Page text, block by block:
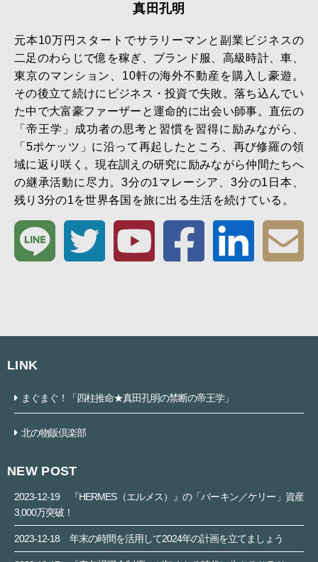
真田孔明
元本10万円スタートでサラリーマンと副業ビジネスの
二足のわらじで億を稼ぎ、ブランド服、高級時計、車、
東京のマンション、10軒の海外不動産を購入し豪遊。
その後立て続けにビジネス・投資で失敗。落ち込んでい
た中で大富豪ファーザーと運命的に出会い師事。直伝の
「帝王学」成功者の思考と習慣を習得に励みながら、
「5ポケッツ」に沿って再起したところ、再び修羅の領
域に返り咲く。現在訓えの研究に励みながら仲間たちへ
の継承活動に尽力。3分の1マレーシア、3分の1日本、
残り3分の1を世界各国を旅に出る生活を続けている。
LINK
まぐまぐ！「四柱推命★真田孔明の禁断の帝王学」
北の物販倶楽部
NEW POST
2023-12-19
『HERMES（エルメス）』の「バーキン／ケリー」資産
3,000万突破！
2023-12-18 年末の時間を活用して2024年の計画を立てましょう